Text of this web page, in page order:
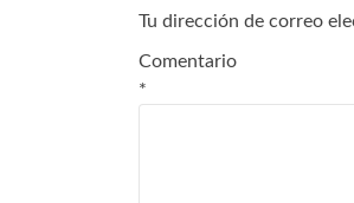
Tu dirección de correo
Comentario
*